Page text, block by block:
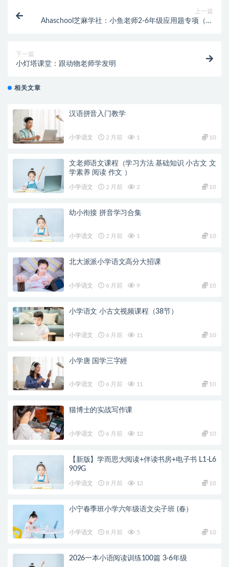
上一篇
Ahaschool芝麻学社：小鱼老师2-6年级应用题专项（完
下一篇
小灯塔课堂：跟动物老师学发明
相关文章
汉语拼音入门教学
小学语文 2 月前 1 10
文老师语文课程（学习方法 基础知识 小古文 文
学素养 阅读 作文 ）
小学语文 2 月前 2 10
幼小衔接 拼音学习合集
小学语文 2 月前 1 10
北大派派小学语文高分大招课
小学语文 6 月前 9 10
小学语文 小古文视频课程（38节）
小学语文 6 月前 11 10
小学唐 国学三字經
小学语文 6 月前 11 10
猫博士的实战写作课
小学语文 6 月前 12 10
【新版】学而思大阅读+伴读书房+电子书 L1-L6
909G
小学语文 8 月前 13 10
小宁春季班小学六年级语文尖子班 (春）
小学语文 8 月前 5 10
2026一本小语阅读训练100篇 3-6年级